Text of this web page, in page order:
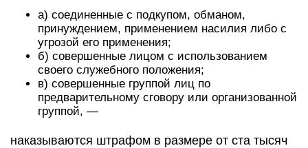
а) соединенные с подкупом, обманом,
принуждением, применением насилия либо с
угрозой его применения;
б) совершенные лицом с использованием
своего служебного положения;
в) совершенные группой лиц по
предварительному сговору или организованной
группой, —
наказываются штрафом в размере от ста тысяч